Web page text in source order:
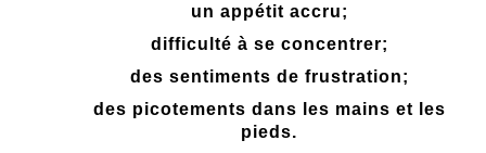
un appétit accru;
difficulté à se concentrer;
des sentiments de frustration;
des picotements dans les mains et les
pieds.